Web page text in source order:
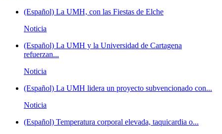
(Español) La UMH, con las Fiestas de Elche
Noticia
(Español) La UMH y la Universidad de Cartagena
refuerzan...
Noticia
(Español) La UMH lidera un proyecto subvencionado con...
Noticia
(Español) Temperatura corporal elevada, taquicardia o...